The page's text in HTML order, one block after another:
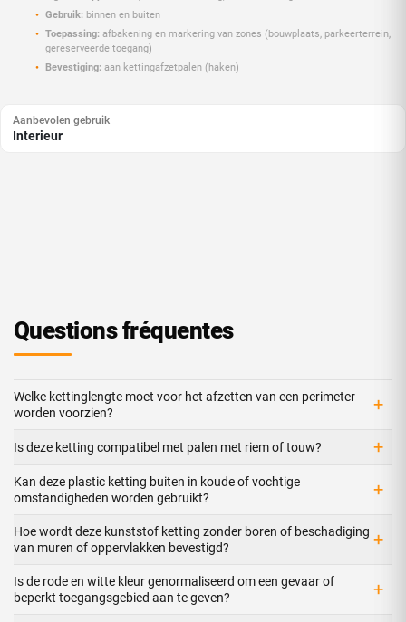
Gebruik: binnen en buiten
Toepassing: afbakening en markering van zones (bouwplaats, parkeerterrein,
gereserveerde toegang)
Bevestiging: aan kettingafzetpalen (haken)
Aanbevolen gebruik
Interieur
Questions fréquentes
Welke kettinglengte moet voor het afzetten van een perimeter
worden voorzien?
+
Is deze ketting compatibel met palen met riem of touw? +
Kan deze plastic ketting buiten in koude of vochtige
omstandigheden worden gebruikt?
+
Hoe wordt deze kunststof ketting zonder boren of beschadiging
van muren of oppervlakken bevestigd?
+
Is de rode en witte kleur genormaliseerd om een gevaar of
beperkt toegangsgebied aan te geven?
+